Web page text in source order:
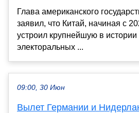
Глава американского
заявил, что Китай, начиная с
устроил крупнейшую в
электоральных ...
09:00, 30 Июн
Вылет Германии и